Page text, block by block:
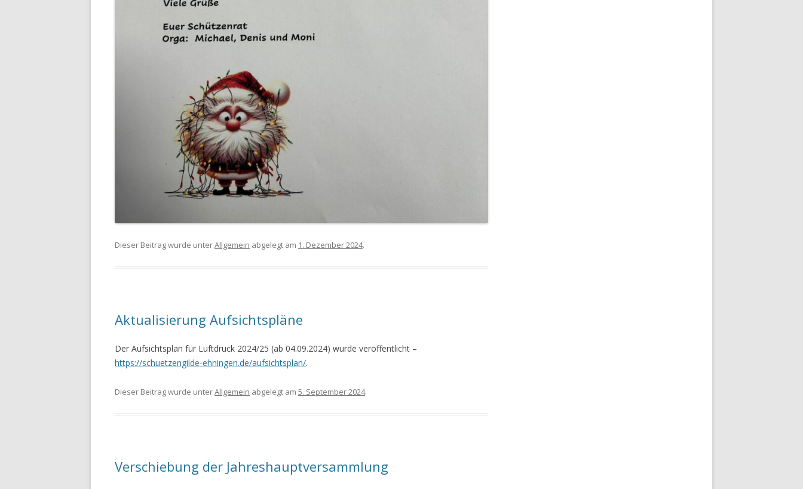
Dieser Beitrag wurde unterAllgemein abgelegt am 1. Dezember 2024.
Aktualisierung Aufsichtspläne
Der Aufsichtsplan für Luftdruck 2024/25 (ab 04.09.2024) wurde veröffentlicht –
https://schuetzengilde-ehningen.de/aufsichtsplan/.
Dieser Beitrag wurde unterAllgemein abgelegt am 5. September 2024.
Verschiebung der Jahreshauptversammlung